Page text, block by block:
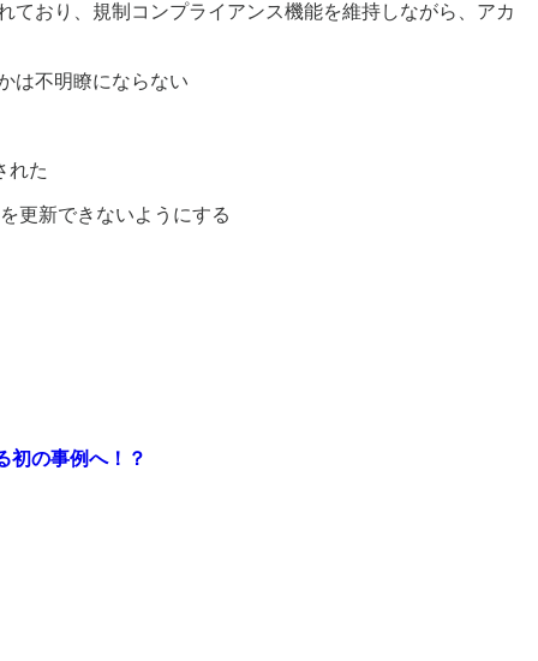
ており、規制コンプライアンス機能を維持しながら、アカ
は不明瞭にならない
れた
更新できないようにする
初の事例へ！？